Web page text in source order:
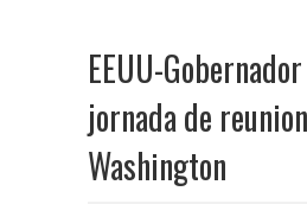
EEUU-
jornada de
Washington